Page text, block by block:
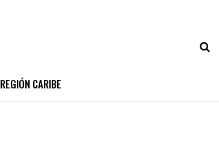
REGIÓN CARIBE